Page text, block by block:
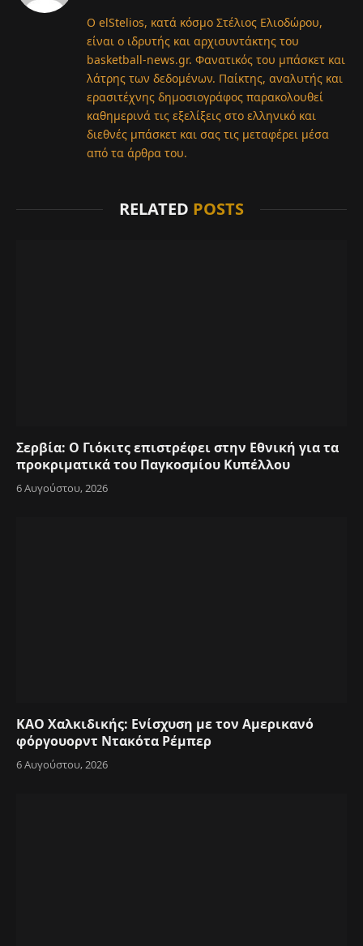
Ο elStelios, κατά κόσμο Στέλιος Ελιοδώρου,
είναι ο ιδρυτής και αρχισυντάκτης του
basketball-news.gr. Φανατικός του μπάσκετ και
λάτρης των δεδομένων. Παίκτης, αναλυτής και
ερασιτέχνης δημοσιογράφος παρακολουθεί
καθημερινά τις εξελίξεις στο ελληνικό και
διεθνές μπάσκετ και σας τις μεταφέρει μέσα
από τα άρθρα του.
RELATED POSTS
Σερβία: Ο Γιόκιτς επιστρέφει στην Εθνική για τα
προκριματικά του Παγκοσμίου Κυπέλλου
6 Αυγούστου, 2026
ΚΑΟ Χαλκιδικής: Ενίσχυση με τον Αμερικανό
φόργουορντ Ντακότα Ρέμπερ
6 Αυγούστου, 2026